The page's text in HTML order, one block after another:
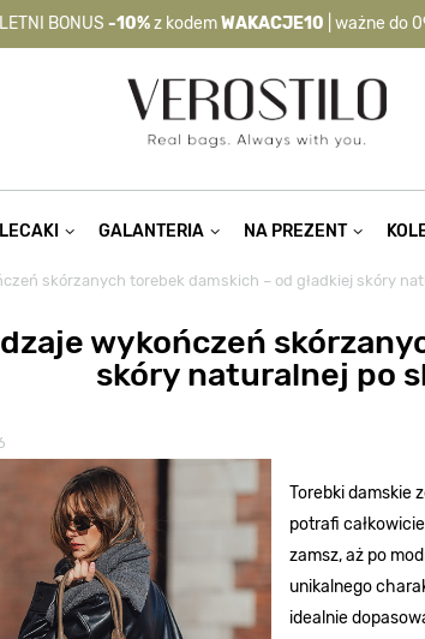
LETNI BONUS -10%z kodemWAKACJE10 | ważne do
WAKACJE10 | nie dotyczy produktów z flagą
GALANTERIA NA PREZENT
skórzanych torebek damskich – od gładkiej skóry
wykończeń
skóry naturalnej po
Torebki damskie
potrafi
zamsz, aż po
unikalnego
idealnie